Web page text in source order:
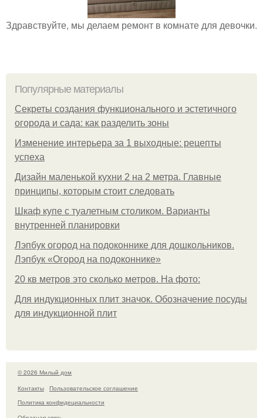
Здравствуйте, мы делаем ремонт в комнате для девочки.
Популярные материалы
Секреты создания функционального и эстетичного
огорода и сада: как разделить зоны
Изменение интерьера за 1 выходные: рецепты
успеха
Дизайн маленькой кухни 2 на 2 метра. Главные
принципы, которым стоит следовать
Шкаф купе с туалетным столиком. Варианты
внутренней планировки
Лэпбук огород на подоконнике для дошкольников.
Лэпбук «Огород на подоконнике»
20 кв метров это сколько метров. На фото:
Для индукционных плит значок. Обозначение посуды
для индукционной плит
© 2026 Милый дом
Контакты
Пользовательское соглашение
Политика конфидециальности